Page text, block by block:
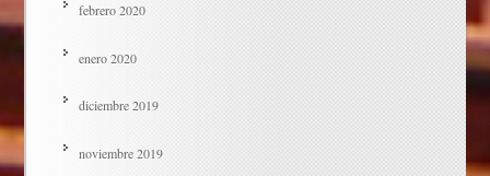
febrero 2020
enero 2020
diciembre 2019
noviembre 2019